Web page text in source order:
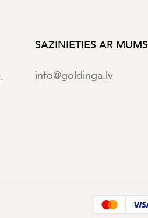
SAZINIETIES AR MUMS
info@goldinga.lv